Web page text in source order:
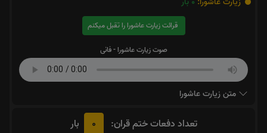
قرائت زیارت عاشورا را تقبل میکنم
صوت زیارت عاشورا - فانی
متن زیارت عاشورا
تعداد دفعات ختم قران: 0
بار